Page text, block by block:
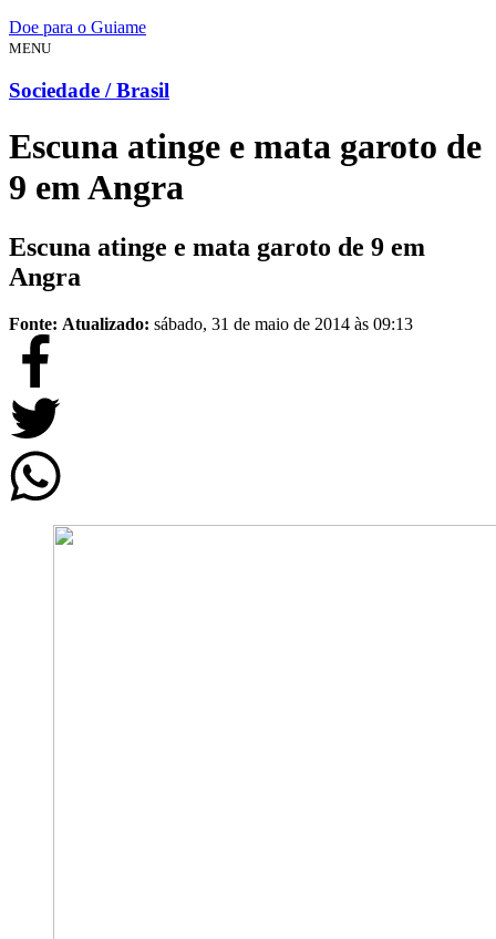
Doe para o Guiame
MENU
Sociedade / Brasil
Escuna atinge e mata garoto de
9 em Angra
Escuna atinge e mata garoto de 9 em
Angra
Fonte: Atualizado: sábado, 31 de maio de 2014 às 09:13